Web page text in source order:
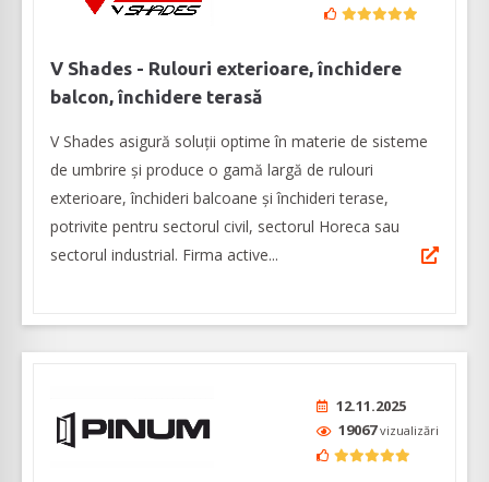
V Shades - Rulouri exterioare, închidere
balcon, închidere terasă
V Shades asigură soluții optime în materie de sisteme
de umbrire și produce o gamă largă de rulouri
exterioare, închideri balcoane și închideri terase,
potrivite pentru sectorul civil, sectorul Horeca sau
sectorul industrial. Firma active...
12.11.2025
19067vizualizări